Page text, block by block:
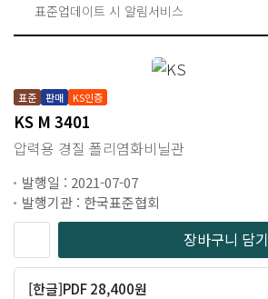
표준업데이트 시 알림서비스
표준 판매 KS인증
KS M 3401
압력용 경질 폴리염화비닐관
발행일 : 2021-07-07
발행기관 : 한국표준협회
장바구니 담기
[한글]PDF 28,400원